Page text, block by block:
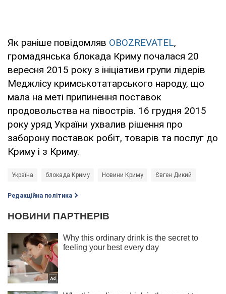
Як раніше повідомляв OBOZREVATEL,
громадянська блокада Криму почалася 20
вересня 2015 року з ініціативи групи лідерів
Меджлісу кримськотатарського народу, що
мала на меті припинення поставок
продовольства на півострів. 16 грудня 2015
року уряд України ухвалив рішення про
заборону поставок робіт, товарів та послуг до
Криму і з Криму.
Україна блокада Криму Новини Криму Євген Дикий
Редакційна політика